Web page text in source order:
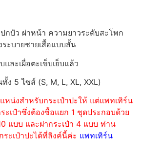
กบัว ผ่าหน้า ความยาวระดับสะโพก
ะบายชายเสื้อแบบสั้น
ละเผื่อตะเข็บเย็บแล้ว
ง 5 ไซส์ (S, M, L, XL, XXL)
หน่งสำหรับกระเป๋าปะให้ แต่แพทเทิร์น
ะเป๋าซึ่งต้องซื้อแยก 1 ชุดประกอบด้วย
แบบ และฝากระเป๋า 4 แบบ ท่าน
ะเป๋าปะได้ที่ลิงค์นี้ค่ะ แพทเทิร์น